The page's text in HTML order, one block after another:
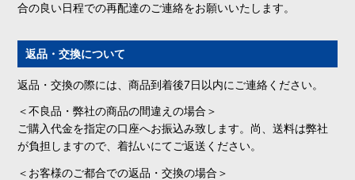
合の良い日程での再配達のご連絡をお願いいたします。
返品・交換について
返品・交換の際には、商品到着後7日以内にご連絡ください。
＜不良品・弊社の商品の間違えの場合＞
ご購入代金を指定の口座へお振込み致します。尚、送料は弊社
が負担しますので、着払いにてご返送ください。
＜お客様のご都合での返品・交換の場合＞